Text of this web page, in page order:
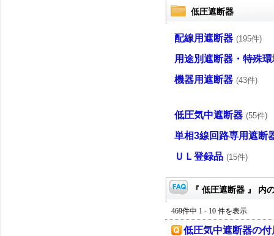
低圧遮断器
配線用遮断器 (195件)
用途別遮断器・特殊
機器用遮断器 (43件)
低圧気中遮断器 (55件)
単相3線回路専用遮断
ＵＬ登録品 (15件)
『 低圧遮断器 』 内
469件中 1 - 10 件を表示
低圧気中遮断器の